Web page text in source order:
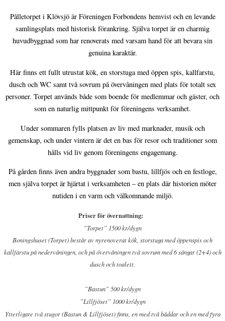
Pålletorpet i Klövsjö är Föreningen Forbondens hemvist och en levande
samlingsplats med historisk förankring. Själva torpet är en charmig
huvudbyggnad som har renoverats med varsam hand för att bevara sin
genuina karaktär.
Här finns ett fullt utrustat kök, en storstuga med öppen spis, kallfarstu,
dusch och WC samt två sovrum på övervåningen med plats för totalt sex
personer. Torpet används både som boende för medlemmar och gäster, och
som en naturlig mittpunkt för föreningens verksamhet.
Under sommaren fylls platsen av liv med marknader, musik och
gemenskap, och under vintern är det en bas för resor och traditioner som
hålls vid liv genom föreningens engagemang.
På gården finns även andra byggnader som bastu, lillfjös och en festloge,
men själva torpet är hjärtat i verksamheten – en plats där historien möter
nutiden i en varm och välkomnande miljö.
Priser för övernattning:
”Torpet” 1500 kr/dygn
Boningshuset (Torpet) består av nyrenoverat kök, storstuga med öppenspis och
kallfarstu på nedervåningen, och på övervåningen två sovrum med 6 sängar (2+4) och
dusch och toalett.
”Bastun” 500 kr/dygn
”Lillfjöset” 1000 kr/dygn
Ytterligare två stugor (Bastun & Lillfjöset) finns, en med två bäddar och en med fyra